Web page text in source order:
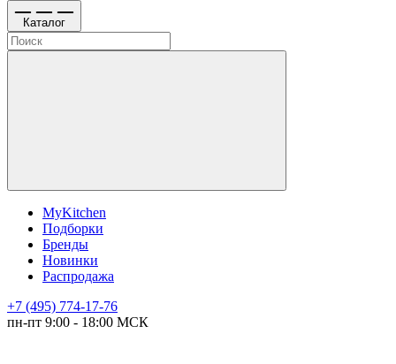
Каталог
MyKitchen
Подборки
Бренды
Новинки
Распродажа
+7 (495) 774-17-76
пн-пт 9:00 - 18:00 МСК